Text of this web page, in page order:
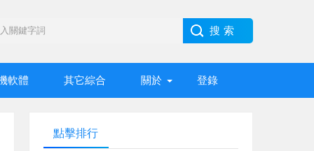
軟體 其它綜合 關於 登錄
點擊排行